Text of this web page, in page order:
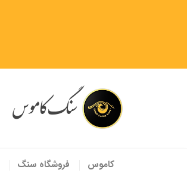
سنگ کاموس
کاموس فروشگاه سنگ